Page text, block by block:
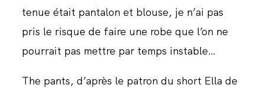
tenue était pantalon et blouse, je n’ai pas
pris le risque de faire une robe que l’on ne
pourrait pas mettre par temps instable…
The pants, d’après le patron du short Ella de